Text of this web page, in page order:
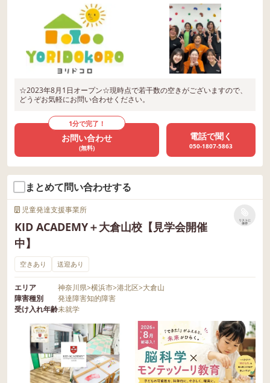
☆2023年8月1日オープン☆現時点で若干数の空きがございますので、
どうぞお気軽にお問い合わせください。
1分で完了！
お問い合わせ
(無料)
電話で聞く
050-1807-5863
まとめて問い合わせする
児童発達支援事業所
KID ACADEMY＋大倉山校【見学会開催
中】
リストに
保存
空きあり 送迎あり
エリア 神奈川県>横浜市>港北区>大倉山
障害種別
発達障害知的障害
受け入れ年齢未就学